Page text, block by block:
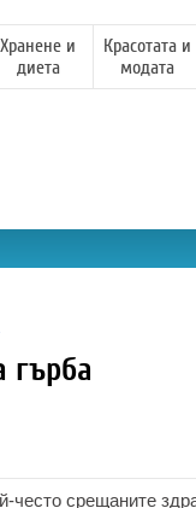
Хранене и
диета
Красотата и
модата
гърба
често срещаните